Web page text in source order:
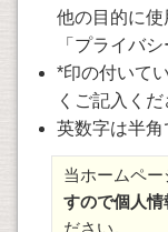
他の目的に
「プライバ
*印の付いて
くご記入くだ
英数字は半角
当ホームペー
すので個人情
ださい。